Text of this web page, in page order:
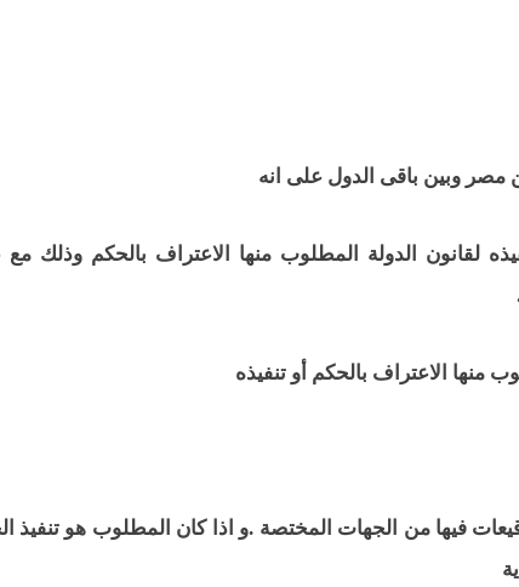
مصر وبين باقى الدول على انه
لقانون الدولة المطلوب منها الاعتراف بالحكم وذلك
منها الاعتراف بالحكم أو تنفيذه
فيها من الجهات المختصة .و اذا كان المطلوب هو تنفيذ